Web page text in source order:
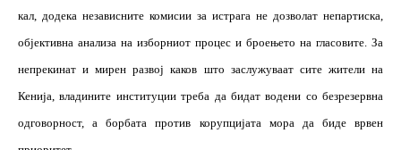
кал, додека независните комисии за истрага не дозволат непартиска,
објективна анализа на изборниот процес и броењето на гласовите. За
непрекинат и мирен развој каков што заслужуваат сите жители на
Кенија, владините институции треба да бидат водени со безрезервна
одговорност, а борбата против корупцијата мора да биде врвен